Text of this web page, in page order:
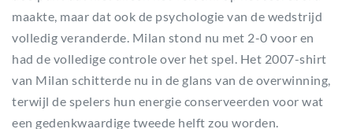
maakte, maar dat ook de psychologie van de wedstrijd
volledig veranderde. Milan stond nu met 2-0 voor en
had de volledige controle over het spel. Het 2007-shirt
van Milan schitterde nu in de glans van de overwinning,
terwijl de spelers hun energie conserveerden voor wat
een gedenkwaardige tweede helft zou worden.